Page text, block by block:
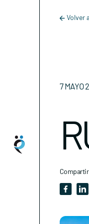
Main Volver
7 MAYO
Compartir